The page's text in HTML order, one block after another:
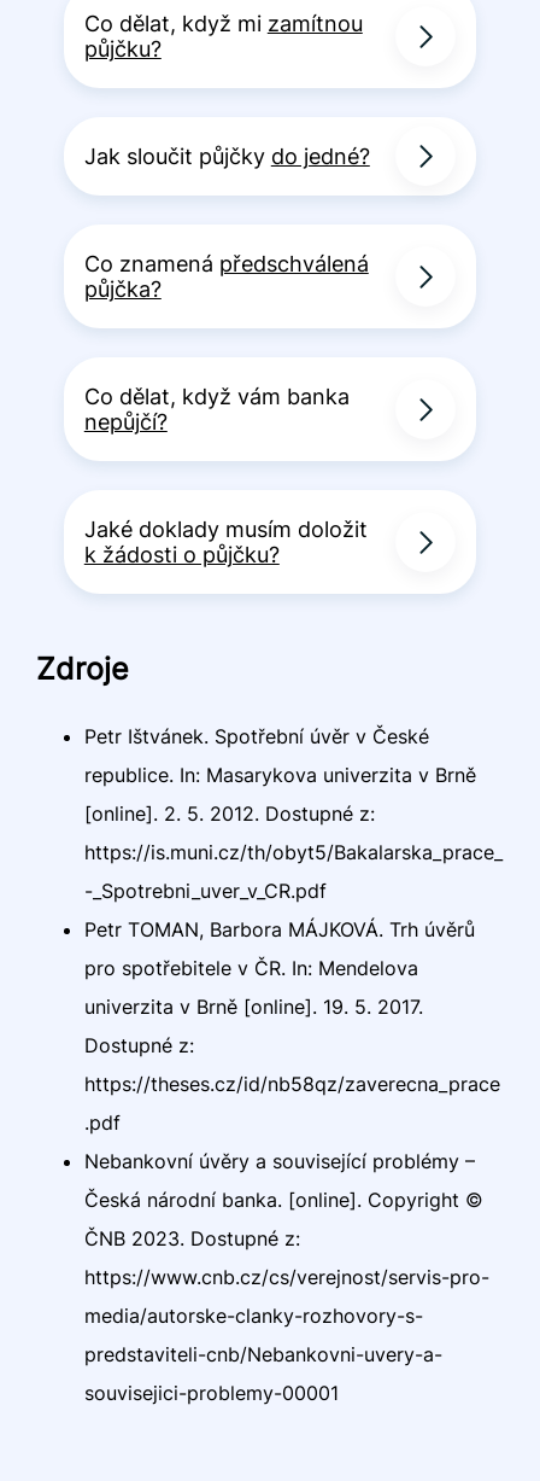
Co dělat, když mi zamítnou
půjčku?
Jak sloučit půjčky do jedné?
Co znamená předschválená
půjčka?
Co dělat, když vám banka
nepůjčí?
Jaké doklady musím doložit
k žádosti o půjčku?
Zdroje
Petr Ištvánek. Spotřební úvěr v České
republice. In: Masarykova univerzita v Brně
[online]. 2. 5. 2012. Dostupné z:
https://is.muni.cz/th/obyt5/Bakalarska_prace_
-_Spotrebni_uver_v_CR.pdf
Petr TOMAN, Barbora MÁJKOVÁ. Trh úvěrů
pro spotřebitele v ČR. In: Mendelova
univerzita v Brně [online]. 19. 5. 2017.
Dostupné z:
https://theses.cz/id/nb58qz/zaverecna_prace
.pdf
Nebankovní úvěry a související problémy –
Česká národní banka. [online]. Copyright ©
ČNB 2023. Dostupné z:
https://www.cnb.cz/cs/verejnost/servis-pro-
media/autorske-clanky-rozhovory-s-
predstaviteli-cnb/Nebankovni-uvery-a-
souvisejici-problemy-00001